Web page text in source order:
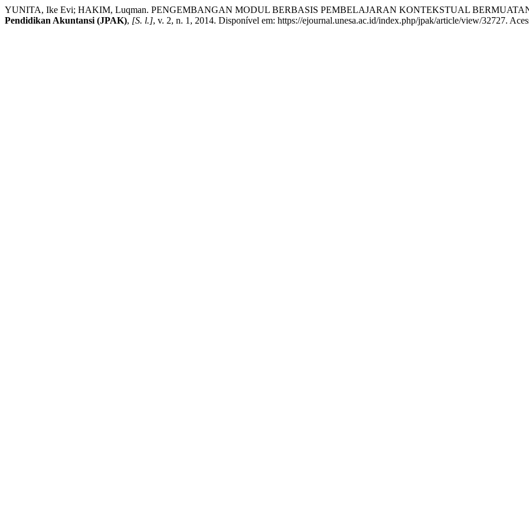
YUNITA, Ike Evi; HAKIM, Luqman. PENGEMBANGAN MODUL BERBASIS PEMBELAJARAN KONTEKSTUAL
Pendidikan Akuntansi (JPAK), [S. l.], v. 2, n. 1, 2014. Disponível em: https://ejournal.unesa.ac.id/index.php/jpak/article/view/32727.